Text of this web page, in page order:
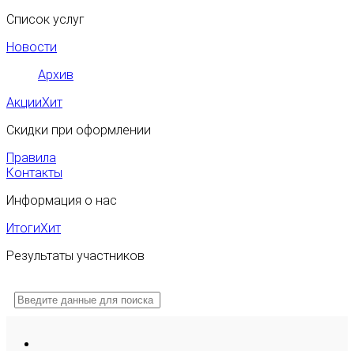
Список услуг
Новости
Архив
АкцииХит
Скидки при оформлении
Правила
Контакты
Информация о нас
ИтогиХит
Результаты участников